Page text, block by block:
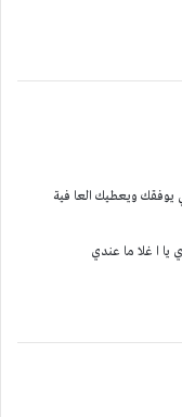
يوفقك ويعطيك العا فية
يا ا غلا ما عندي